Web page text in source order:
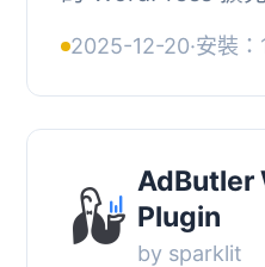
程式碼區塊可以取
特定的文章或網...
2025-12-20·安裝：
AdButler
Plugin
by sparklit